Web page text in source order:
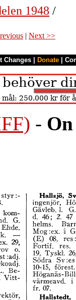
1948 /
| Next >>
Changes Donate
-